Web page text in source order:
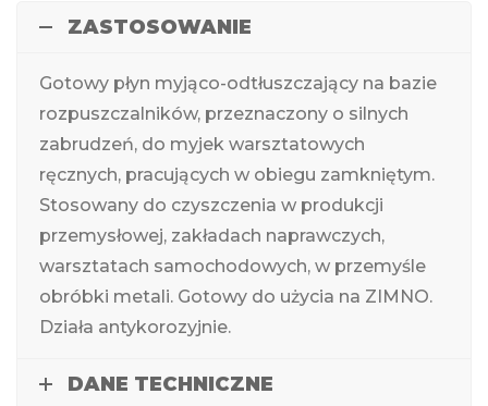
ZASTOSOWANIE
Gotowy płyn myjąco-odtłuszczający na bazie
rozpuszczalników, przeznaczony o silnych
zabrudzeń, do myjek warsztatowych
ręcznych, pracujących w obiegu zamkniętym.
Stosowany do czyszczenia w produkcji
przemysłowej, zakładach naprawczych,
warsztatach samochodowych, w przemyśle
obróbki metali. Gotowy do użycia na ZIMNO.
Działa antykorozyjnie.
DANE TECHNICZNE